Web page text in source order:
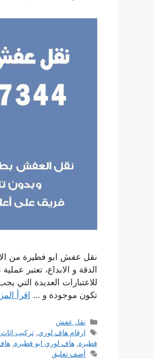
نقل عفش ابو فطيرة من
الدقة و الابداع، تعتبر
للاعتبارات العديدة التي
تكون موجودة و …
اقرأ
التصنيفات
نقل عفش
الوسوم
ارقام هاف لوري,تركيب اثاث
فطيرة, هاف لوري ابو فطيرة,
أضف تعليق